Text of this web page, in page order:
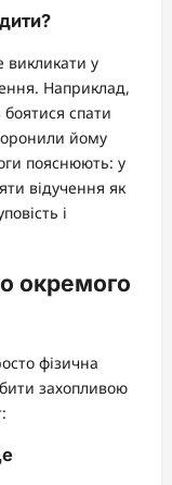
викликати у
Наприклад,
спати
йому
пояснюють: у
відучення як
і
окремого
фізична
захопливою